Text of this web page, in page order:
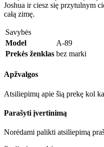
Joshua ir ciesz się przytulnym
całą zimę.
Savybės
Model
A-89
Prekės ženklas bez marki
Apžvalgos
Atsiliepimų apie šią prekę kol
Parašyti įvertinimą
Norėdami palikti atsiliepimą